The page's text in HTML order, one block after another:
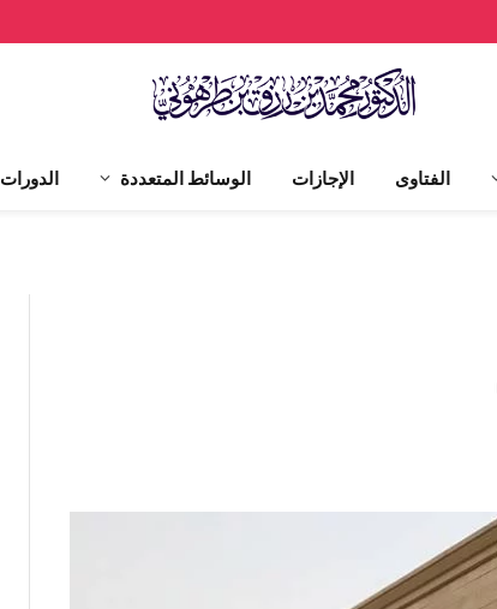
الفتاوى الإجازات الوسائط المتعددة الدورات